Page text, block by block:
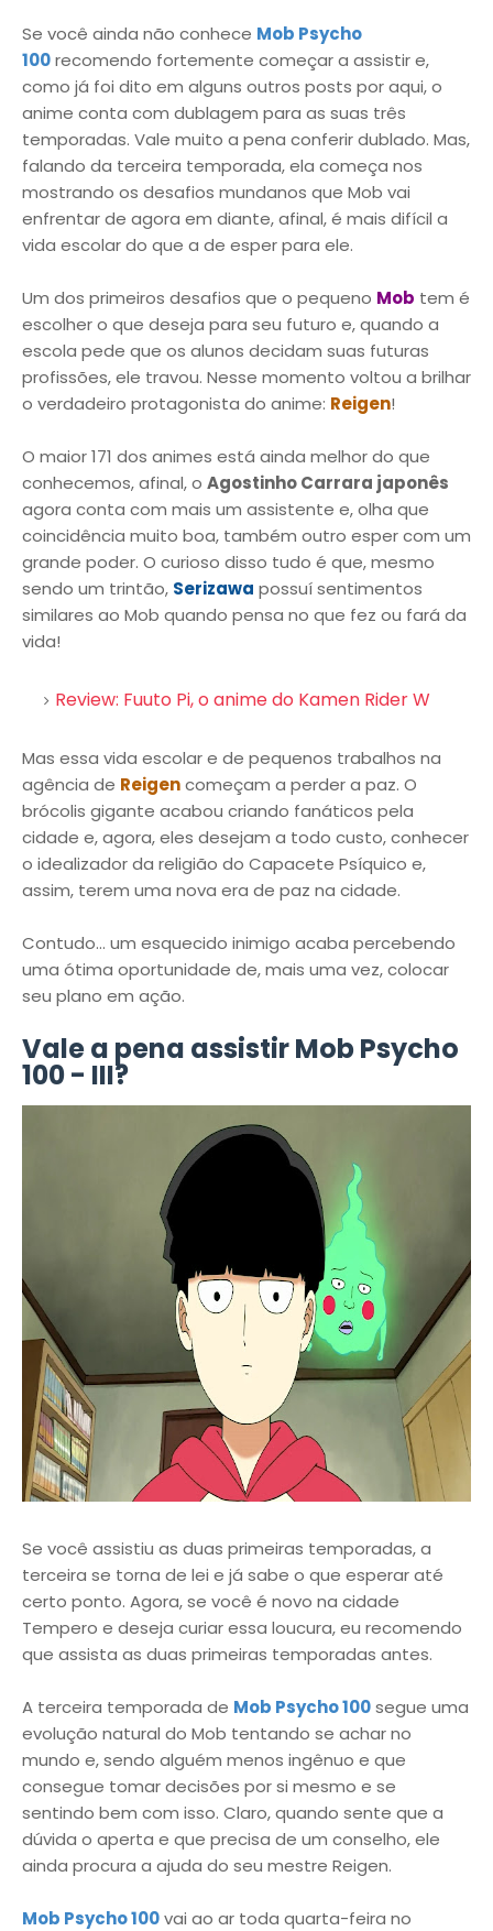
Se você ainda não conhece Mob Psycho
100recomendo fortemente começar a assistir e,
como já foi dito em alguns outros posts por aqui, o
anime conta com dublagem para as suas três
temporadas. Vale muito a pena conferir dublado. Mas,
falando da terceira temporada, ela começa nos
mostrando os desafios mundanos que Mob vai
enfrentar de agora em diante, afinal, é mais difícil a
vida escolar do que a de esper para ele.
Um dos primeiros desafios que o pequeno Mob tem é
escolher o que deseja para seu futuro e, quando a
escola pede que os alunos decidam suas futuras
profissões, ele travou. Nesse momento voltou a brilhar
o verdadeiro protagonista do anime: Reigen!
O maior 171 dos animes está ainda melhor do que
conhecemos, afinal, o Agostinho Carrara japonês
agora conta com mais um assistente e, olha que
coincidência muito boa, também outro esper com um
grande poder. O curioso disso tudo é que, mesmo
sendo um trintão, Serizawa possuí sentimentos
similares ao Mob quando pensa no que fez ou fará da
vida!
Review: Fuuto Pi, o anime do Kamen Rider W
Mas essa vida escolar e de pequenos trabalhos na
agência de Reigencomeçam a perder a paz. O
brócolis gigante acabou criando fanáticos pela
cidade e, agora, eles desejam a todo custo, conhecer
o idealizador da religião do Capacete Psíquico e,
assim, terem uma nova era de paz na cidade.
Contudo... um esquecido inimigo acaba percebendo
uma ótima oportunidade de, mais uma vez, colocar
seu plano em ação.
Vale a pena assistir Mob Psycho
100 - III?
Se você assistiu as duas primeiras temporadas, a
terceira se torna de lei e já sabe o que esperar até
certo ponto. Agora, se você é novo na cidade
Tempero e deseja curiar essa loucura, eu recomendo
que assista as duas primeiras temporadas antes.
A terceira temporada de Mob Psycho 100segue uma
evolução natural do Mob tentando se achar no
mundo e, sendo alguém menos ingênuo e que
consegue tomar decisões por si mesmo e se
sentindo bem com isso. Claro, quando sente que a
dúvida o aperta e que precisa de um conselho, ele
ainda procura a ajuda do seu mestre Reigen.
Mob Psycho 100vai ao ar toda quarta-feira no